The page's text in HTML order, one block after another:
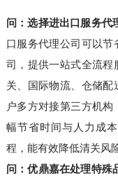
问：选择进出口服务代
口服务代理公司可以
司，提供一站式全流程
关、国际物流、仓储
户多方对接第三方机
幅节省时间与人力成
程，能有效降低清关风
问：优鼎嘉在处理特殊